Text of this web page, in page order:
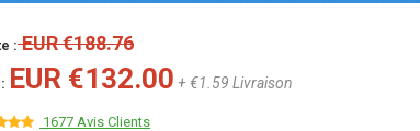
:EUR €188.76
EUR €132.00 + €1.59 Livraison
1677 Avis Clients